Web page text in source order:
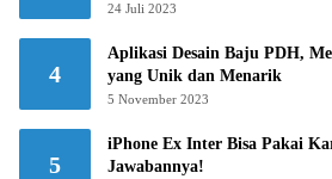
24 Juli 2023
4
Aplikasi Desain Baju PDH,
yang Unik dan Menarik
5 November 2023
5
iPhone Ex Inter Bisa Pakai
Jawabannya!